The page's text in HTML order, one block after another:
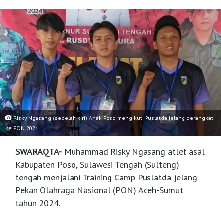
Risky Ngasang (sebelah kiri) Anak Poso mengikuti Puslatda jelang berangkat
ke PON 2024
SWARAQTA- Muhammad Risky Ngasang atlet asal
Kabupaten Poso, Sulawesi Tengah (Sulteng)
tengah menjalani Training Camp Puslatda jelang
Pekan Olahraga Nasional (PON) Aceh-Sumut
tahun 2024.